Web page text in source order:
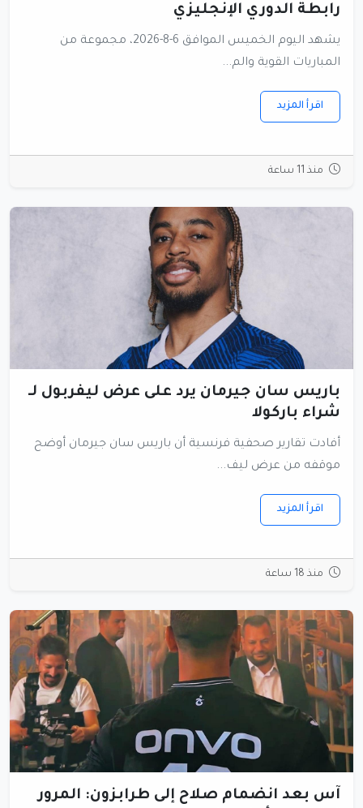
رابطة الدوري الإنجليزي
يشهد اليوم الخميس الموافق 6-8-2026، مجموعة من
المباريات القوية والم...
اقرأ المزيد
منذ 11 ساعة
باريس سان جيرمان يرد على عرض ليفربول لـ
شراء باركولا
أفادت تقارير صحفية فرنسية أن باريس سان جيرمان أوضح
موقفه من عرض ليف...
اقرأ المزيد
منذ 18 ساعة
آس بعد انضمام صلاح إلى طرابزون: المرور